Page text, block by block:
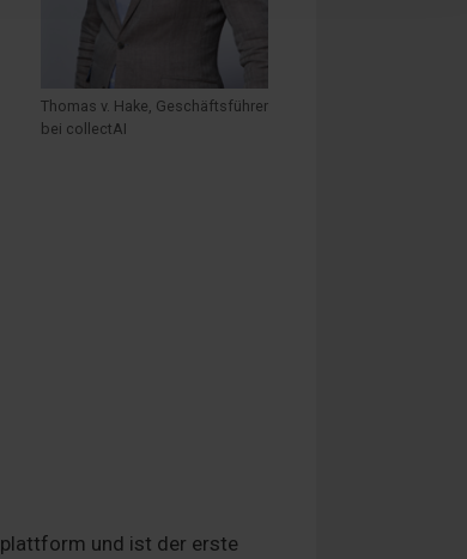
Thomas v. Hake, Geschäftsführer
bei collectAI
und ist der erste